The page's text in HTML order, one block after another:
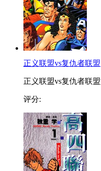
正义联盟vs复仇者联盟
正义联盟vs复仇者联
评分: